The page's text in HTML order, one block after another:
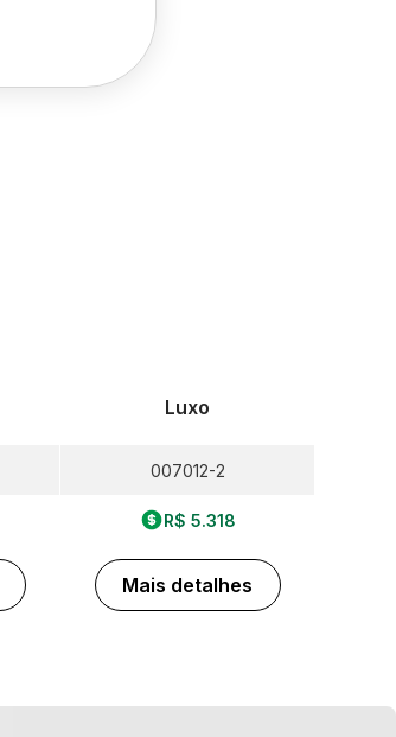
Luxo
007012-2
R$ 5.318
Mais detalhes